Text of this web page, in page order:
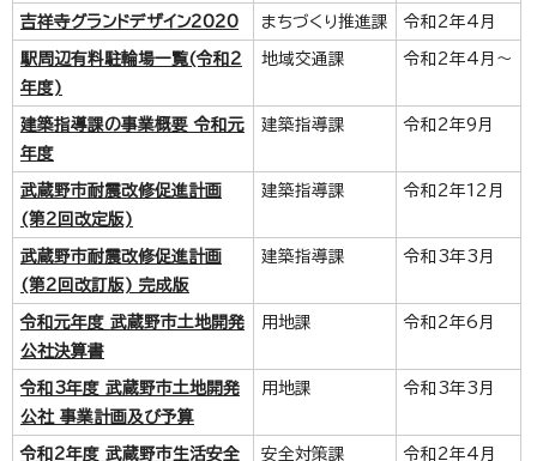
吉祥寺グランドデザイン2020 まちづくり推進課 令和2年4月
駅周辺有料駐輪場一覧(令和2
年度)
地域交通課 令和2年4月～
建築指導課の事業概要 令和元
年度
建築指導課 令和2年9月
武蔵野市耐震改修促進計画
(第2回改定版)
建築指導課 令和2年12月
武蔵野市耐震改修促進計画
(第2回改訂版) 完成版
建築指導課 令和3年3月
令和元年度 武蔵野市土地開発
公社決算書
用地課 令和2年6月
令和3年度 武蔵野市土地開発
公社 事業計画及び予算
用地課 令和3年3月
令和2年度 武蔵野市生活安全
安全対策課 令和2年4月